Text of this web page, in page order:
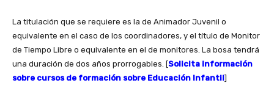
La titulación que se requiere es la de Animador Juvenil o
equivalente en el caso de los coordinadores, y el título de Monitor
de Tiempo Libre o equivalente en el de monitores. La bosa tendrá
una duración de dos años prorrogables. [Solicita información
sobre cursos de formación sobre Educación Infantil]